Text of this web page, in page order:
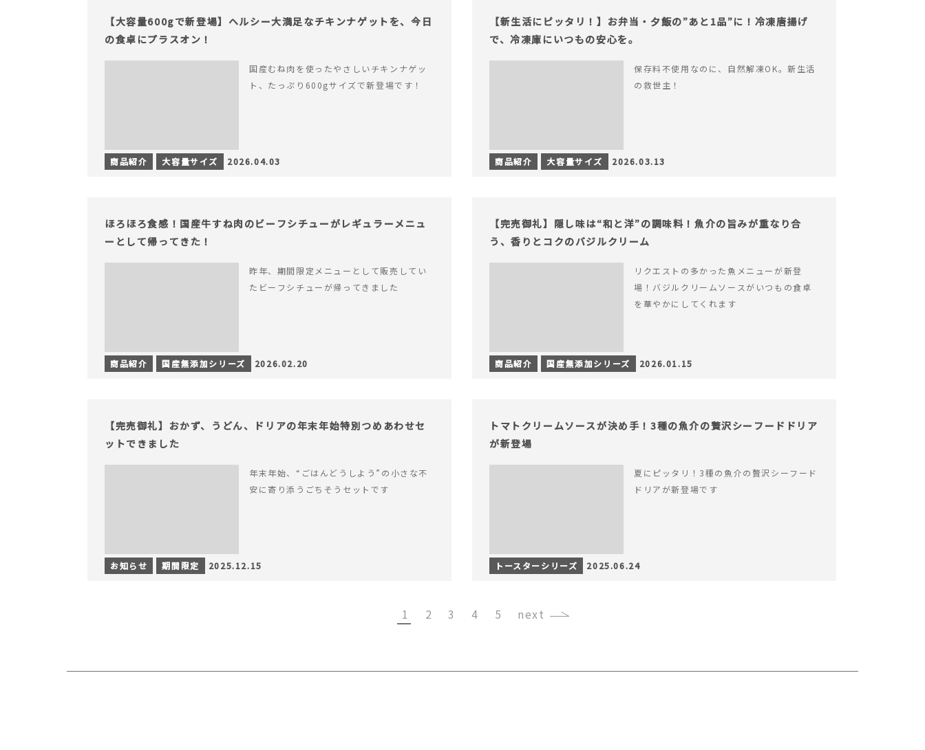
【大容量600gで新登場】ヘルシー大満足なチキンナゲットを、今日
の食卓にプラスオン！
国産むね肉を使ったやさしいチキンナゲッ
ト、たっぷり600gサイズで新登場です！
商品紹介 大容量サイズ 2026.04.03
【新生活にピッタリ！】お弁当・夕飯の”あと1品”に！冷凍唐揚げ
で、冷凍庫にいつもの安心を。
保存料不使用なのに、自然解凍OK。新生活
の救世主！
商品紹介 大容量サイズ 2026.03.13
ほろほろ食感！国産牛すね肉のビーフシチューがレギュラーメニュ
ーとして帰ってきた！
昨年、期間限定メニューとして販売してい
たビーフシチューが帰ってきました
商品紹介 国産無添加シリーズ 2026.02.20
【完売御礼】隠し味は“和と洋”の調味料！魚介の旨みが重なり合
う、香りとコクのバジルクリーム
リクエストの多かった魚メニューが新登
場！バジルクリームソースがいつもの食卓
を華やかにしてくれます
商品紹介 国産無添加シリーズ 2026.01.15
【完売御礼】おかず、うどん、ドリアの年末年始特別つめあわせセ
ットできました
年末年始、“ごはんどうしよう”の小さな不
安に寄り添うごちそうセットです
お知らせ 期間限定 2025.12.15
トマトクリームソースが決め手！3種の魚介の贅沢シーフードドリア
が新登場
夏にピッタリ！3種の魚介の贅沢シーフード
ドリアが新登場です
トースターシリーズ 2025.06.24
1 2 3 4 5 ›